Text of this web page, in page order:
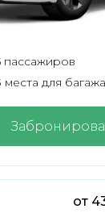
от
пассажиров
места для багажа